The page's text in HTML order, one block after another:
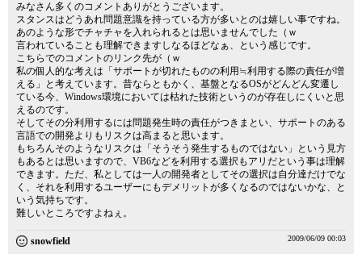
みなさん多くのコメントありがとうございます。
スタンスはどうあれ問題意識を持っている方が多いとのは嬉しい事ですね。
あのような形でチャチャを入れられるとは思いませんでした（ｗ
言われていることも理解できますしなるほどなぁ、という感じです。
こちらでのコメントのリンク先が（ｗ
私の個人的な考えは「サポートが切れたものの利用≒利用する際の責任が増
える」と考えています。昔ならともかく、基盤となるOSがどんどん変遷し
ている今、Windows環境においては枯れた技術というのが存在しにくいと思
えるのです。
そしてその分利用するには問題発生時の責任がつきまとい、サポートのある
言語での開発よりもリスクは高まると思います。
もちろんそのようなリスクは「そうそう発生するものではない」という見方
もあるとは思いますので、VB6などを利用する選択もアリだという事は理解
できます。ただ、私としては一人の開発者としてその選択は自分達だけでな
く、それを利用するユーザーにもデメリットが多くなるのではないかな、と
いう気持ちです。
難しいところですよねぇ。
snowfield 2009/06/09 00:03